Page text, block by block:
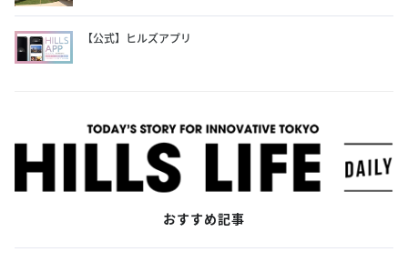
【公式】ヒルズアプリ
おすすめ記事